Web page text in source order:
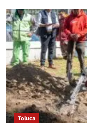
Toluca